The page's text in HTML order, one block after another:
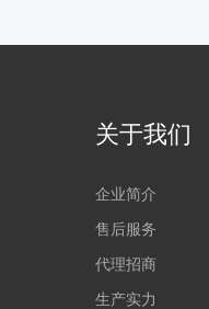
关于我们
企业简介
售后服务
代理招商
生产实力